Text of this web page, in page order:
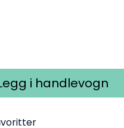
i handlevogn